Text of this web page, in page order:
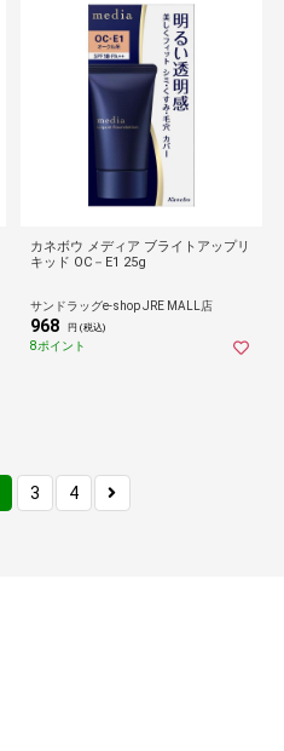
カネボウ メディア ブライトアップリ
キッド OC－E1 25g
サンドラッグe-shop JRE MALL店
968 円 (税込)
8ポイント
3 4